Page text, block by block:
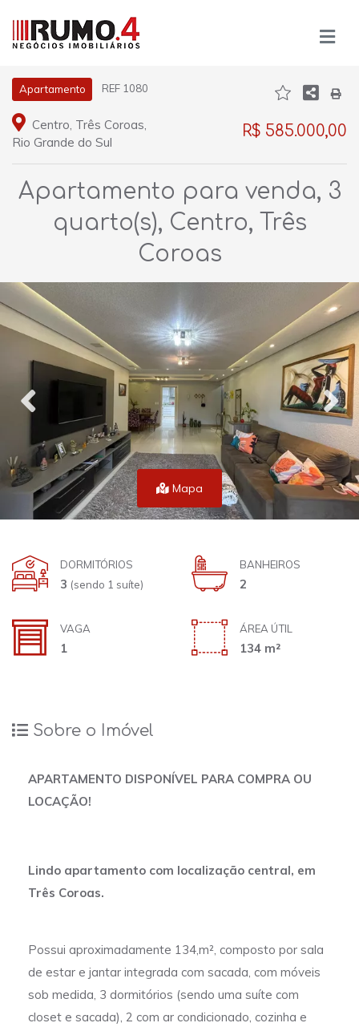
Apartamento REF 1080
Centro, Três Coroas,
Rio Grande do Sul
R$ 585.000,00
Apartamento para venda, 3
quarto(s), Centro, Três
Coroas
Mapa
DORMITÓRIOS
3 (sendo 1 suíte)
BANHEIROS
2
VAGA
1
ÁREA ÚTIL
134 m²
Sobre o Imóvel
APARTAMENTO DISPONÍVEL PARA COMPRA OU
LOCAÇÃO!
Lindo apartamento com localização central, em
Três Coroas.
Possui aproximadamente 134,m², composto por sala
de estar e jantar integrada com sacada, com móveis
sob medida, 3 dormitórios (sendo uma suíte com
closet e sacada), 2 com ar condicionado, cozinha e